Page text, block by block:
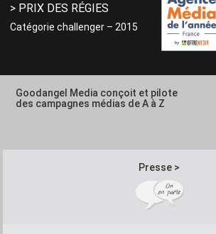
> PRIX DES RÉGIES
Catégorie challenger – 2015
Goodangel Media conçoit et pilote
des campagnes médias de A à Z
Presse >